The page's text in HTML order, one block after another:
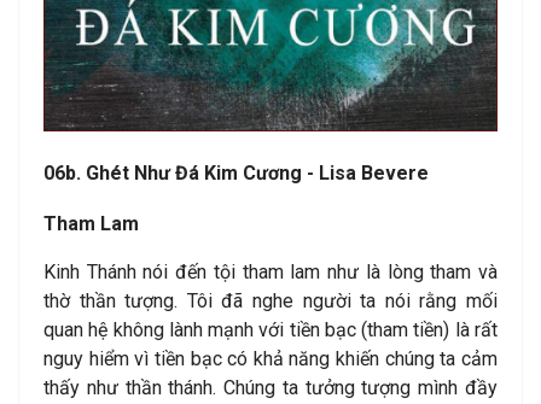
06b. Ghét Như Đá Kim Cương - Lisa Bevere
Tham Lam
Kinh Thánh nói đến tội tham lam như là lòng tham và
thờ thần tượng. Tôi đã nghe người ta nói rằng mối
quan hệ không lành mạnh với tiền bạc (tham tiền) là rất
nguy hiểm vì tiền bạc có khả năng khiến chúng ta cảm
thấy như thần thánh. Chúng ta tưởng tượng mình đầy